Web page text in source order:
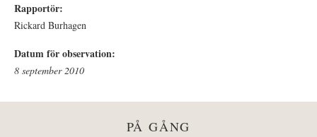
Rapportör:
Rickard Burhagen
Datum för observation:
8 september 2010
PÅ GÅNG